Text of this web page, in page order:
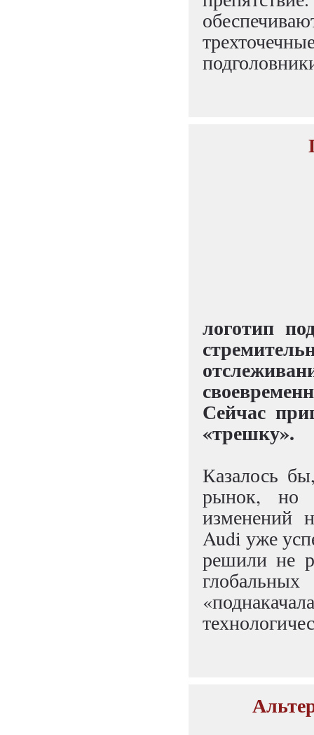
логотип
Сейчас
«трешку».
Казалось
рынок, но
изменений
Audi уже
решили не